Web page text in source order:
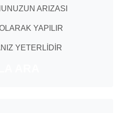
ARIZASI
YAPILIR
YETERLİDİR